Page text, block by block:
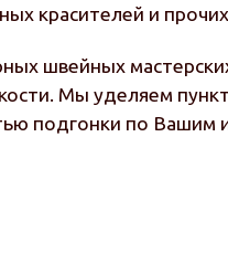
красителей и
швейных
Мы уделяем
подгонки по Вашим